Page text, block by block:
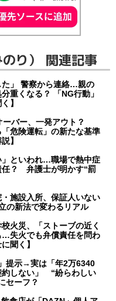
のり） 関連記事
た」 警察から連絡…親の
重くなる？ 「NG行動」
】
ーバー、一発アウト？
危険運転」の新たな基準
】
」といわれ…職場で熱中症
任？ 弁護士が明かす“罰
施設入所、保証人いない
の新法で変わるリアル
火災、「ストーブの近く
…失火でも弁償責任を問わ
聞く】
提示→実は「年2万6340
約しない」 “紛らわしい
セーフ？